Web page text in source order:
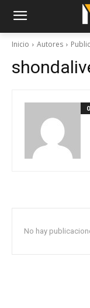
Inicio Autores
No hay